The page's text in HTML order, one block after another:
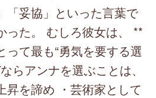
「妥協」といった言葉で
った。 むしろ彼女は、 **
って最も“勇気を要する選
らアンナを選ぶことは、
昇を諦め ・芸術家として